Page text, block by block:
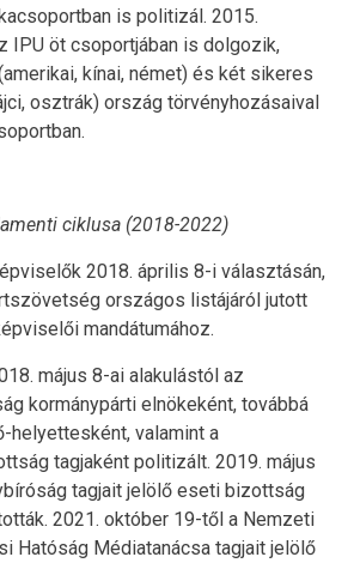
is politizál. 2015.
IPU öt csoportjában is dolgozik,
kínai, német) és két sikeres
osztrák) ország törvényhozásaival
ciklusa (2018-2022)
2018. április 8-i választásán,
országos listájáról jutott
mandátumához.
május 8-ai alakulástól az
kormánypárti elnökeként, továbbá
helyettesként, valamint a
tagjaként politizált. 2019. május
tagjait jelölő eseti bizottság
2021. október 19-től a Nemzeti
Hatóság Médiatanácsa tagjait jelölő